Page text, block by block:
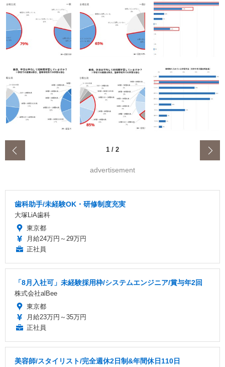
1 / 2
advertisement
歯科助手/未経験OK・研修制度充実
大塚LiA歯科
東京都
月給24万円～29万円
正社員
「8月入社可」未経験採用枠/システムエンジニア/賞与年2回
株式会社alBee
東京都
月給23万円～35万円
正社員
美容師/スタイリスト/完全週休2日制&年間休日110日